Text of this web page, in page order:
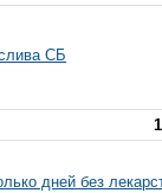
СБ
дней без